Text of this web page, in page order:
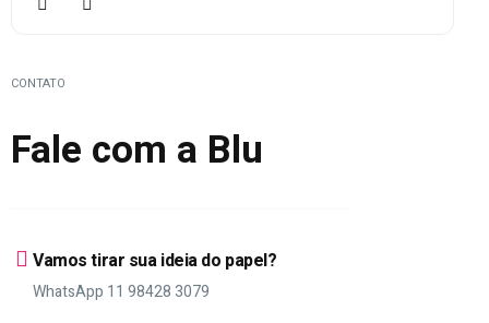
CONTATO
Fale com a Blu
Vamos tirar sua ideia do papel?
WhatsApp 11 98428 3079